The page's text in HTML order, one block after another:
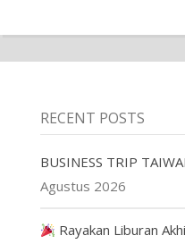
RECENT POSTS
BUSINESS TRIP
Agustus 2026
Rayakan Liburan